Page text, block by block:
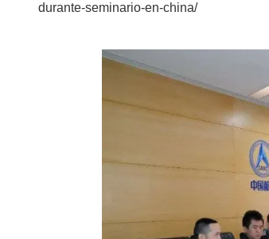
durante-seminario-en-china/